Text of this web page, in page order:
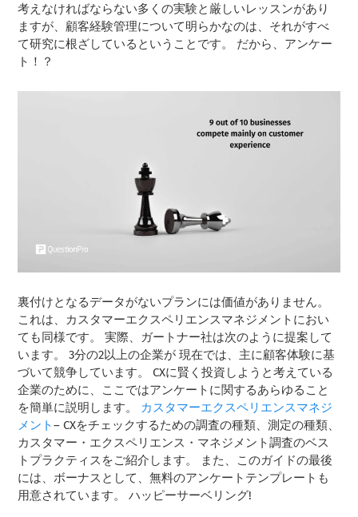
考えなければならない多くの実験と厳しいレッスンがあり
ますが、顧客経験管理について明らかなのは、それがすべ
て研究に根ざしているということです。 だから、アンケー
ト！？
裏付けとなるデータがないプランには価値がありません。
これは、カスタマーエクスペリエンスマネジメントにおい
ても同様です。 実際、ガートナー社は次のように提案して
います。3分の2以上の企業が 現在では、主に顧客体験に基
づいて競争しています。 CXに賢く投資しようと考えている
企業のために、ここではアンケートに関するあらゆること
を簡単に説明します。 カスタマーエクスペリエンスマネジ
メント– CXをチェックするための調査の種類、測定の種類、
カスタマー・エクスペリエンス・マネジメント調査のベス
トプラクティスをご紹介します。 また、このガイドの最後
には、ボーナスとして、無料のアンケートテンプレートも
用意されています。 ハッピーサーベリング!